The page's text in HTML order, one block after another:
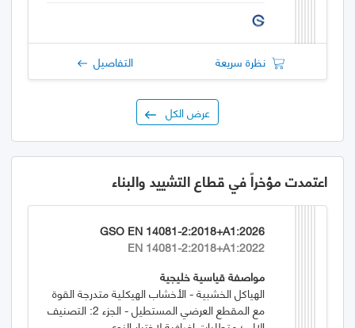
نظرة سريعة التفاصيل
عرض الكل
اعتمدت مؤخراً في قطاع التشييد والبناء
GSO EN 14081-2:2018+A1:2026
EN 14081-2:2018+A1:2022
مواصفة قياسية خليجية
الهياكل الخشبية - الأخشاب الهيكلية متدرجة القوة
مع المقطع العرضي المستطيل - الجزء 2: التصنيف